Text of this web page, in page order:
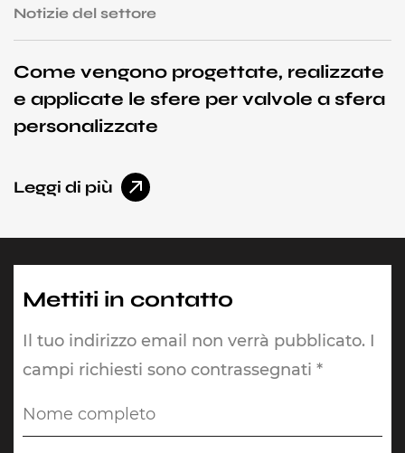
Notizie del settore
Come vengono progettate, realizzate
e applicate le sfere per valvole a sfera
personalizzate
Leggi di più
Mettiti in contatto
Il tuo indirizzo email non verrà pubblicato. I
campi richiesti sono contrassegnati *